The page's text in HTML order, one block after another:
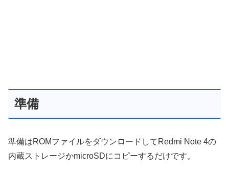
準備
準備はROMファイルをダウンロードしてRedmi Note 4の
内蔵ストレージかmicroSDにコピーするだけです。